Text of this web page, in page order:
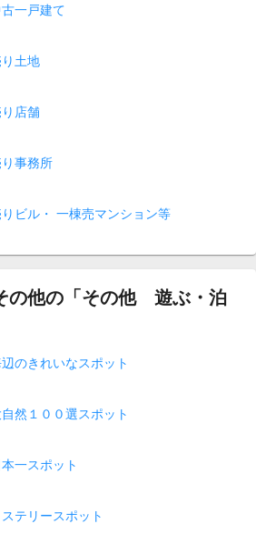
一戸建て
土地
店舗
事務所
ビル・ 一棟売マンション等
の他の「その他 遊ぶ・泊
のきれいなスポット
然１００選スポット
一スポット
テリースポット